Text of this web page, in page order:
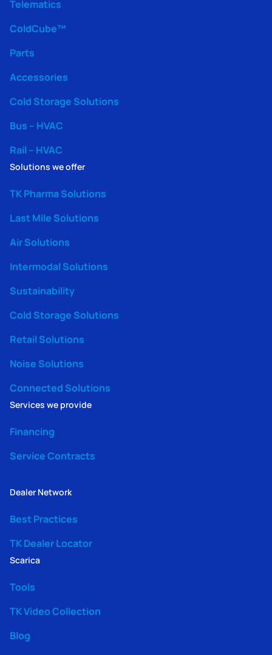
Telematics
ColdCube™
Parts
Accessories
Cold Storage Solutions
Bus – HVAC
Rail – HVAC
Solutions we offer
TK Pharma Solutions
Last Mile Solutions
Air Solutions
Intermodal Solutions
Sustainability
Cold Storage Solutions
Retail Solutions
Noise Solutions
Connected Solutions
Services we provide
Financing
Service Contracts
Dealer Network
Best Practices
TK Dealer Locator
Scarica
Tools
TK Video Collection
Blog